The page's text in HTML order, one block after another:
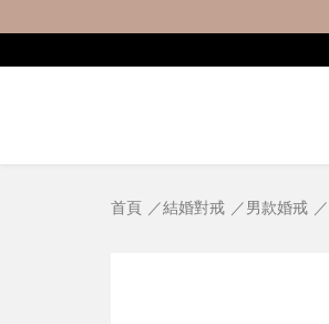
首頁 結婚對戒 男款婚戒